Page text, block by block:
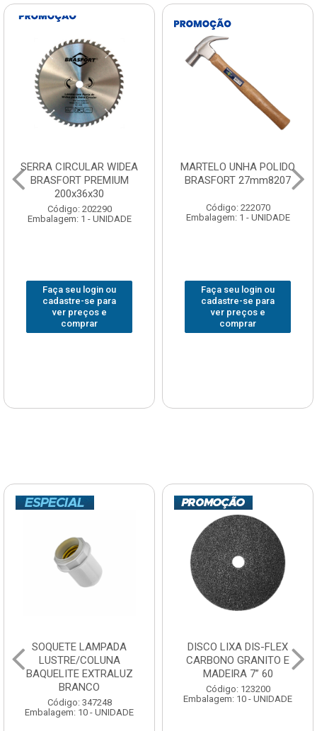
SERRA CIRCULAR WIDEA
BRASFORT PREMIUM
200x36x30
Código: 202290
Embalagem: 1 - UNIDADE
Faça seu login ou
cadastre-se para
ver preços e
comprar
MARTELO UNHA POLIDO
BRASFORT 27mm8207
Código: 222070
Embalagem: 1 - UNIDADE
Faça seu login ou
cadastre-se para
ver preços e
comprar
SOQUETE LAMPADA
LUSTRE/COLUNA
BAQUELITE EXTRALUZ
BRANCO
Código: 347248
Embalagem: 10 - UNIDADE
DISCO LIXA DIS-FLEX
CARBONO GRANITO E
MADEIRA 7” 60
Código: 123200
Embalagem: 10 - UNIDADE